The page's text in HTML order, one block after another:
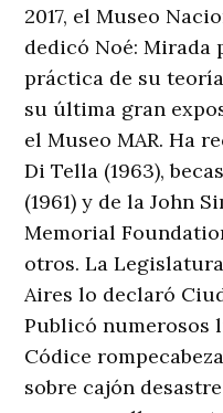
2017, el Museo
dedicó Noé: Mirada
práctica de su
su última gran
el Museo MAR. Ha
Di Tella (1963),
(1961) y de la John
Memorial
otros. La
Aires lo declaró
Publicó numerosos
Códice
sobre cajón